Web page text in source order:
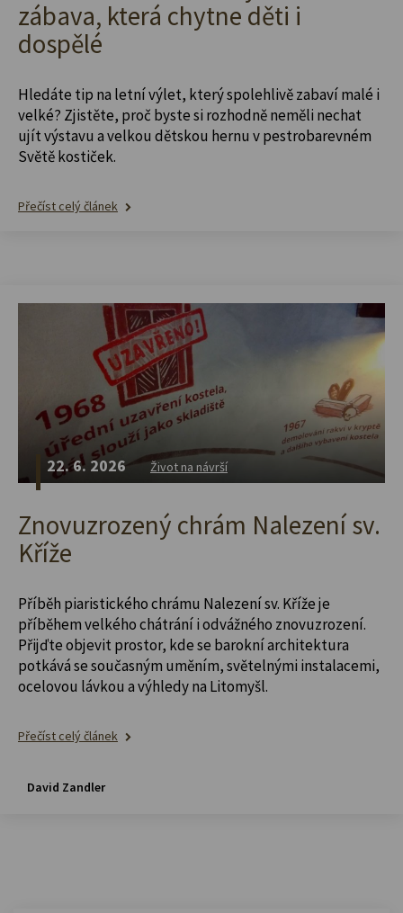
zábava, která chytne děti i
dospělé
Hledáte tip na letní výlet, který spolehlivě zabaví malé i
velké? Zjistěte, proč byste si rozhodně neměli nechat
ujít výstavu a velkou dětskou hernu v pestrobarevném
Světě kostiček.
Přečíst celý článek
22. 6. 2026 Život na návrší
Znovuzrozený chrám Nalezení sv.
Kříže
Příběh piaristického chrámu Nalezení sv. Kříže je
příběhem velkého chátrání i odvážného znovuzrození.
Přijďte objevit prostor, kde se barokní architektura
potkává se současným uměním, světelnými instalacemi,
ocelovou lávkou a výhledy na Litomyšl.
Přečíst celý článek
David Zandler